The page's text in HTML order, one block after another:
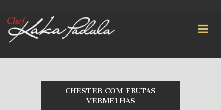
CHESTER COM FRUTAS
VERMELHAS